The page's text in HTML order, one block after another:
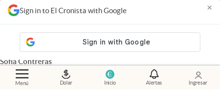
Menú Dolar Inicio Alertas Ingresar
Sign in to El Cronista with Google ×
Emprendedores.Por qué nada de lo que vale la pena
crece en línea recta
Sofía Contreras